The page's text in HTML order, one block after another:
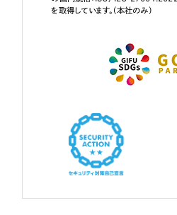
を取得しています。（本社のみ）